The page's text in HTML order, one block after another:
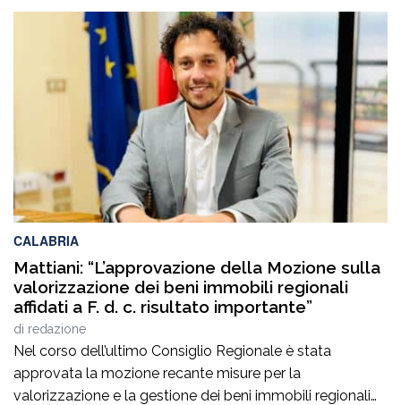
sbloccando 358 milioni di euro per 14 opere
infrastrutturali nei porti di rilevanza nazionale. Tra questi,
come annunciato dal sottosegretario con delega al
Cipess Alessandro Morelli, figurano Piombino, Gioia […]
CALABRIA
Mattiani: “L’approvazione della Mozione sulla
valorizzazione dei beni immobili regionali
affidati a F. d. c. risultato importante”
di redazione
Nel corso dell’ultimo Consiglio Regionale è stata
approvata la mozione recante misure per la
valorizzazione e la gestione dei beni immobili regionali